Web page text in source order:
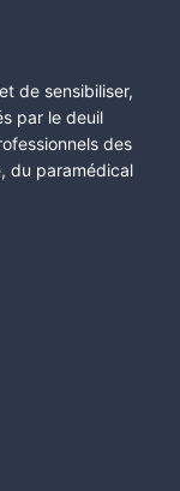
de sensibiliser,
par le deuil
des
du paramédical